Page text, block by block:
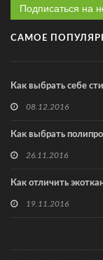
Подписаться на
САМОЕ
Как выбрать себе
08.12.2016
Как выбрать
26.11.2016
Как отличить
19.11.2016